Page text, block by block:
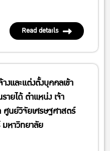
Read details
งและแต่งตั้งบุคคลเข้า
ายได้ ตำแหน่ง เจ้า
ศูนย์วิจัยเศรษฐศาสตร์
หาวิทยาลัย